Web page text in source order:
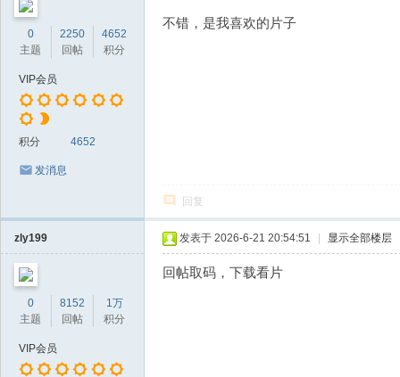
0
主题
2250
回帖
4652
积分
VIP会员
积分 4652
发消息
不错，是我喜欢的片子
回复
zly199
0
主题
8152
回帖
1万
积分
VIP会员
发表于 2026-6-21 20:54:51 显示全部楼层
回帖取码，下载看片